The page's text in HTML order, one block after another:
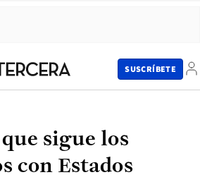
SUSCRÍBETE
sigue los
con Estados